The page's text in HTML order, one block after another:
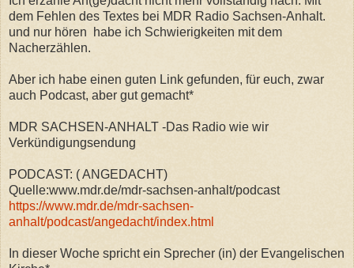
dem Fehlen des Textes bei MDR Radio Sachsen-Anhalt.
und nur hören habe ich Schwierigkeiten mit dem
Nacherzählen.
Aber ich habe einen guten Link gefunden, für euch, zwar
auch Podcast, aber gut gemacht*
MDR SACHSEN-ANHALT -Das Radio wie wir
Verkündigungsendung
PODCAST: ( ANGEDACHT)
Quelle:www.mdr.de/mdr-sachsen-anhalt/podcast
https://www.mdr.de/mdr-sachsen-
anhalt/podcast/angedacht/index.html
In dieser Woche spricht ein Sprecher (in) der Evangelischen